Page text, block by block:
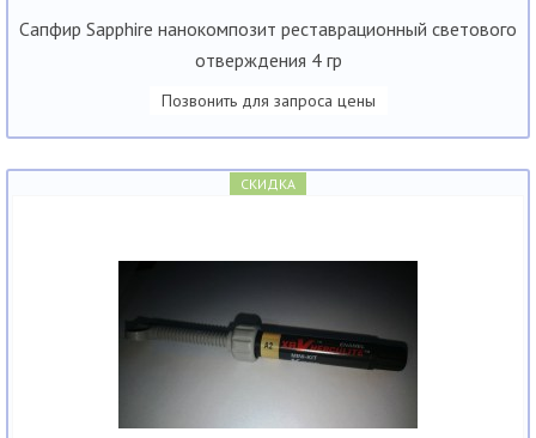
Сапфир Sapphire нанокомпозит реставрационный светового
отверждения 4 гр
Позвонить для запроса цены
СКИДКА